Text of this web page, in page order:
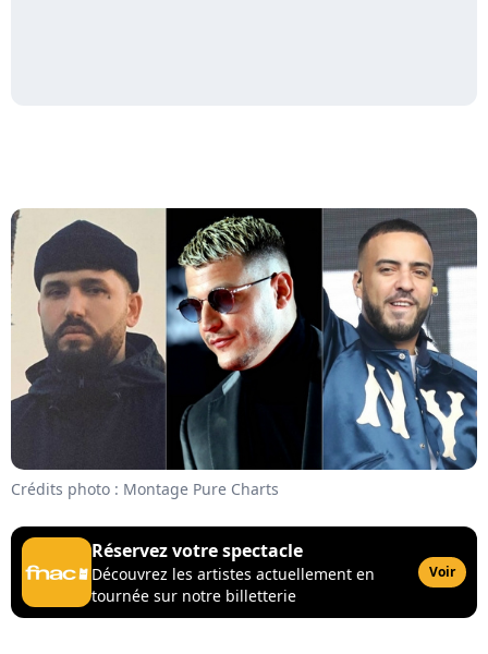
Crédits photo : Montage Pure Charts
Réservez votre spectacle
Découvrez les artistes actuellement en
tournée sur notre billetterie
Voir